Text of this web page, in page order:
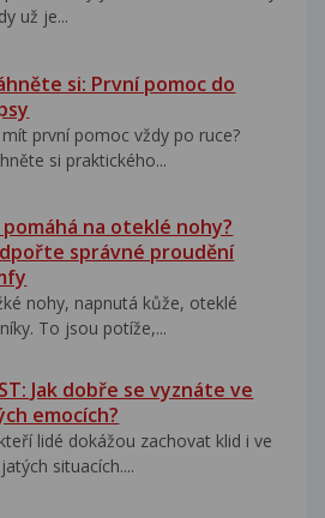
už je...
si: První pomoc do
mít první pomoc vždy po ruce?
si praktického...
pomáhá na oteklé nohy?
správné proudění
nohy, napnutá kůže, oteklé
To jsou potíže,...
Jak dobře se vyznáte ve
emocích?
lidé dokážou zachovat klid i ve
situacích....